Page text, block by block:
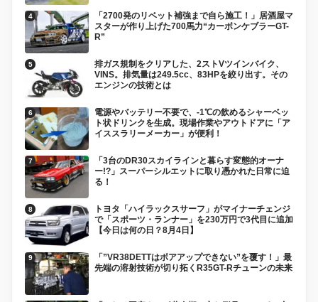
「2700発のリベット補強まで自ら施工！」居酒屋マ
スターが作り上げた700馬力“カーボンケブラーGT-
R”
排ガス規制をクリアした、2ストVツインバイク、
VINS。排気量は249.5cc、83HPを絞り出す。その
エンジンの技術とは
電源やバッテリー不要で、-1℃の飲めるシャーベッ
ト状ドリンクを生成。現場作業やアウトドアに「ア
イススラリーメーカー」が便利！
「3台のDR30スカイラインと暮らす変態的オーナ
ー!?」スーパーシルエットに取り憑かれた日常に迫
る！
トヨタ「ハイラックスサーフ」がマイナーチェンジ
で「スポーツ・ランナー」を230万円で3代目に追加
【今日は何の日？8月4日】
「”VR38DETTはボアアップできない”を覆す！」最
先端の溶射技術が切り拓くR35GT-Rチューンの未来